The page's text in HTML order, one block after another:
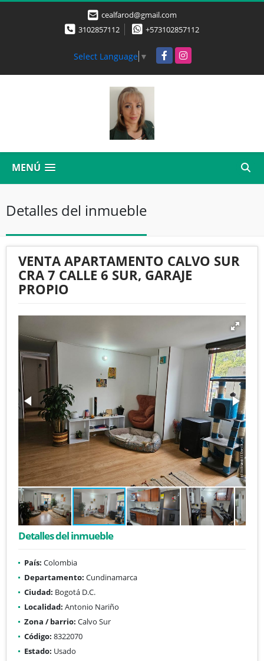
cealfarod@gmail.com
3102857112
+573102857112
Select Language ▼ FacebookInstagram
MENÚ
Detalles del inmueble
VENTA APARTAMENTO CALVO SUR
CRA 7 CALLE 6 SUR, GARAJE
PROPIO
Detalles del inmueble
País: Colombia
Departamento: Cundinamarca
Ciudad: Bogotá D.C.
Localidad: Antonio Nariño
Zona / barrio: Calvo Sur
Código: 8322070
Estado: Usado